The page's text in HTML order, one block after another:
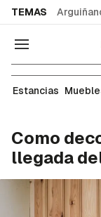
TEMAS
Navegación
Ideas para
Estancias
Como
llegada